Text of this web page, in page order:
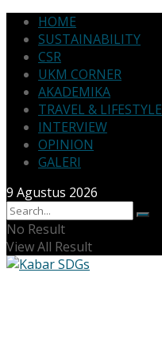
HOME
SUSTAINABILITY
CSR
UKM CORNER
AKADEMIKA
TRAVEL & LIFESTYLE
INTERVIEW
OPINION
GALERI
9 Agustus 2026
No Result
View All Result